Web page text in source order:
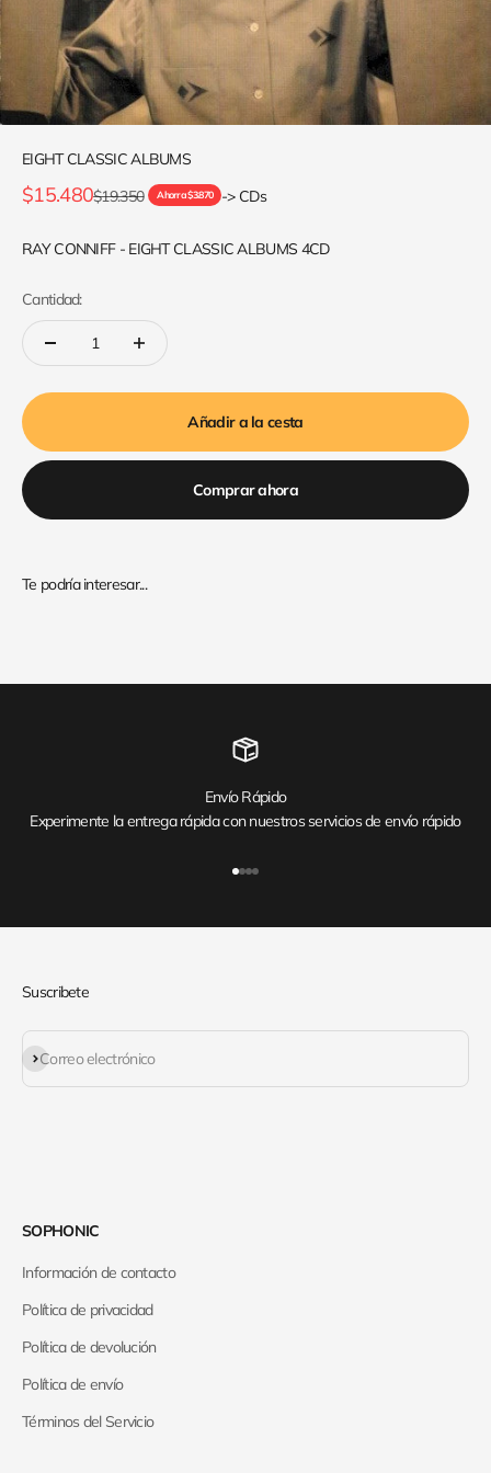
EIGHT CLASSIC ALBUMS
Precio de oferta
$15.480Precio normal
$19.350 Ahorra $3.870 -> CDs
RAY CONNIFF - EIGHT CLASSIC ALBUMS 4CD
Cantidad:
Añadir a la cesta
Comprar ahora
Envío Rápido
Experimente la entrega rápida con nuestros servicios de envío rápido
Suscribete
Correo electrónico
Suscribirse
SOPHONIC
Información de contacto
Política de privacidad
Política de devolución
Política de envío
Términos del Servicio